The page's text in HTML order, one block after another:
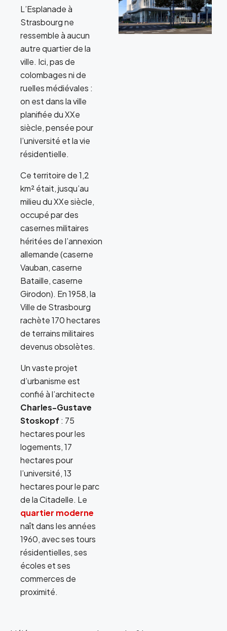
L’Esplanade à
Strasbourg ne
ressemble à aucun
autre quartier de la
ville. Ici, pas de
colombages ni de
ruelles médiévales :
on est dans la ville
planifiée du XXe
siècle, pensée pour
l’université et la vie
résidentielle.
Ce territoire de 1,2
km² était, jusqu’au
milieu du XXe siècle,
occupé par des
casernes militaires
héritées de l’annexion
allemande (caserne
Vauban, caserne
Bataille, caserne
Girodon). En 1958, la
Ville de Strasbourg
rachète 170 hectares
de terrains militaires
devenus obsolètes.
Un vaste projet
d’urbanisme est
confié à l’architecte
Charles-Gustave
Stoskopf : 75
hectares pour les
logements, 17
hectares pour
l’université, 13
hectares pour le parc
de la Citadelle. Le
quartier moderne
naît dans les années
1960, avec ses tours
résidentielles, ses
écoles et ses
commerces de
proximité.